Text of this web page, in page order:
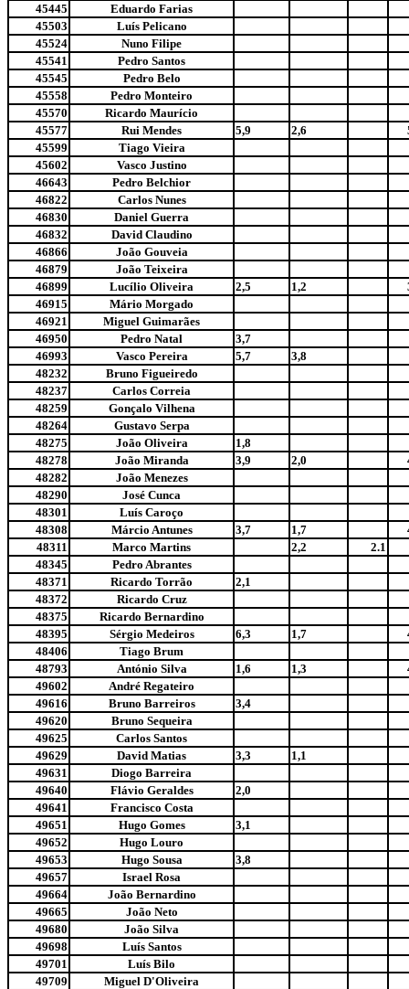
45445
Eduardo Farias
45503
Luís Pelicano
45524
Nuno Filipe
45541
Pedro Santos
45545
Pedro Belo
45558
Pedro Monteiro
45570
Ricardo Maurício
45577
Rui Mendes 5,9 2,6
45599
Tiago Vieira
45602
Vasco Justino
46643
Pedro Belchior
46822
Carlos Nunes
46830
Daniel Guerra
46832
David Claudino
46866
João Gouveia
46879
João Teixeira
46899
Lucílio Oliveira 2,5 1,2
46915
Mário Morgado
46921
Miguel Guimarães
46950
Pedro Natal
3,7
46993
Vasco Pereira 5,7
3,8
48232
Bruno Figueiredo
48237
Carlos Correia
48259
Gonçalo Vilhena
48264
Gustavo Serpa
48275
João Oliveira
1,8
48278
João Miranda 3,9 2,0
48282
João Menezes
48290
José Cunca
48301
Luís Caroço
48308
Márcio Antunes 3,7 1,7
48311
Marco Martins 2,2
2.1
48345
Pedro Abrantes
48371
Ricardo Torrão
2,1
48372
Ricardo Cruz
48375
Ricardo Bernardino
48395
Sérgio Medeiros 6,3 1,7
48406
Tiago Brum
48793
António Silva 1,6 1,3
49602
André Regateiro
49616
Bruno Barreiros
3,4
49620
Bruno Sequeira
49625
Carlos Santos
49629
David Matias 3,3
1,1
49631
Diogo Barreira
49640
Flávio Geraldes
2,0
49641
Francisco Costa
49651
Hugo Gomes
3,1
49652
Hugo Louro
49653
Hugo Sousa
3,8
49657
Israel Rosa
49664
João Bernardino
49665
João Neto
49680
João Silva
49698
Luís Santos
49701
Luís Bilo
49709
Miguel D'Oliveira